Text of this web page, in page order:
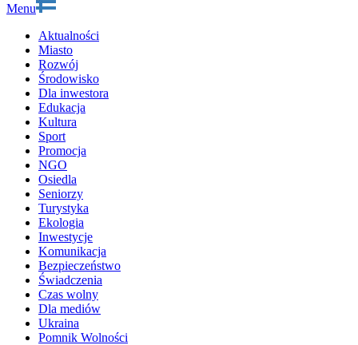
Menu
Aktualności
Miasto
Rozwój
Środowisko
Dla inwestora
Edukacja
Kultura
Sport
Promocja
NGO
Osiedla
Seniorzy
Turystyka
Ekologia
Inwestycje
Komunikacja
Bezpieczeństwo
Świadczenia
Czas wolny
Dla mediów
Ukraina
Pomnik Wolności